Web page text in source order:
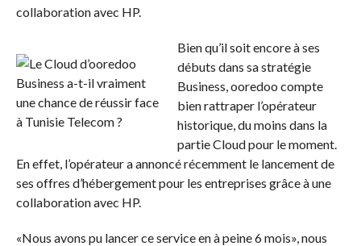
collaboration avec HP.
Bien qu’il soit encore à ses
débuts dans sa stratégie
Business, ooredoo compte
bien rattraper l’opérateur
historique, du moins dans la
partie Cloud pour le moment.
En effet, l’opérateur a annoncé récemment le lancement de
ses offres d’hébergement pour les entreprises grâce à une
collaboration avec HP.
«Nous avons pu lancer ce service en à peine 6 mois», nous